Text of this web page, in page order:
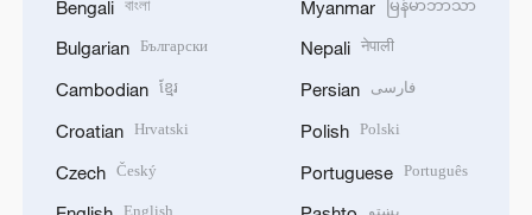
Bengali বাংলা
Bulgarian Български
Cambodian ខ្មែរ
Croatian Hrvatski
Czech Český
Myanmar မြန်မာဘာသာ
Nepali नेपाली
Persian فارسی
Polish Polski
Portuguese Português